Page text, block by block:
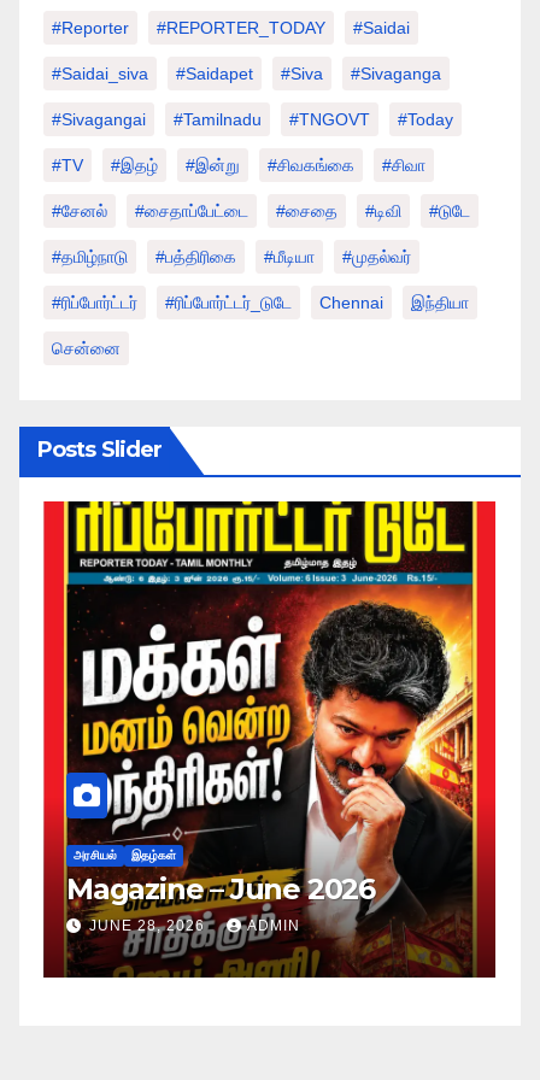
#Reporter #REPORTER_TODAY #saidai
#saidai_siva #saidapet #Siva #Sivaganga
#sivagangai #tamilnadu #TNGOVT #today
#TV #இதழ் #இன்று #சிவகங்கை #சிவா
#சேனல் #சைதாப்பேட்டை #சைதை #டிவி #டுடே
#தமிழ்நாடு #பத்திரிகை #மீடியா #முதல்வர்
#ரிப்போர்ட்டர் #ரிப்போர்ட்டர்_டுடே Chennai இந்தியா
சென்னை
Posts Slider
அரசியல் இதழ்கள்
Magazine – May 2026
JUNE 28, 2026 ADMIN